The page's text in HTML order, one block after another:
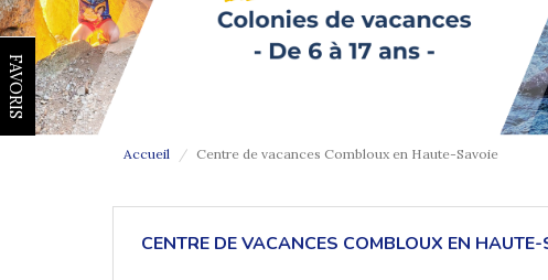
FAVORIS
Accueil Centre de vacances Combloux en Haute-Savoie
CENTRE DE VACANCES COMBLOUX EN